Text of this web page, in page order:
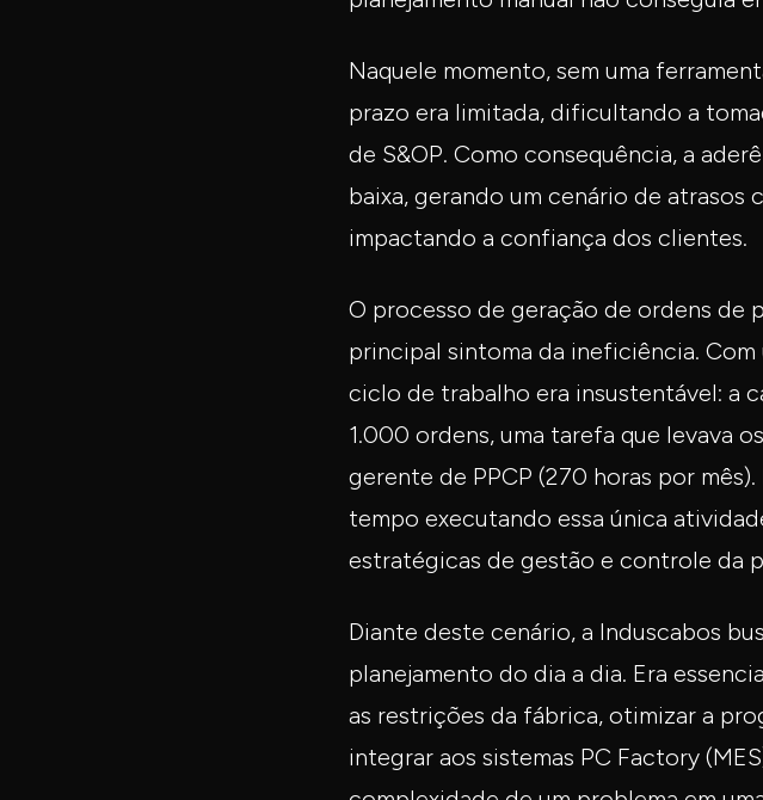
Naquele momento, sem uma
prazo era limitada, dificultando a
de S&OP. Como consequência, a
baixa, gerando um cenário de atrasos
impactando a confiança dos clientes.
O processo de geração de ordens de
principal sintoma da ineficiência.
ciclo de trabalho era insustentável: a
1.000 ordens, uma tarefa que levava
gerente de PPCP (270 horas por
tempo executando essa única
estratégicas de gestão e controle da
Diante deste cenário, a Induscabos
planejamento do dia a dia. Era
as restrições da fábrica, otimizar a
integrar aos sistemas PC Factory